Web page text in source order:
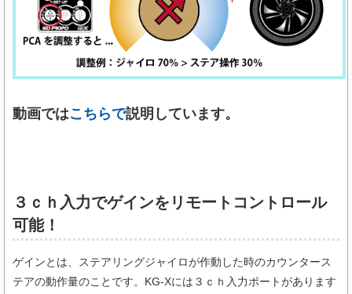
動画ではこちらで説明しています。
３ｃｈ入力でゲインをリモートコントロール
可能！
ゲインとは、ステアリングジャイロが作動した時のカウンタース
テアの動作量のことです。KG-Xには３ｃｈ入力ポートがあります